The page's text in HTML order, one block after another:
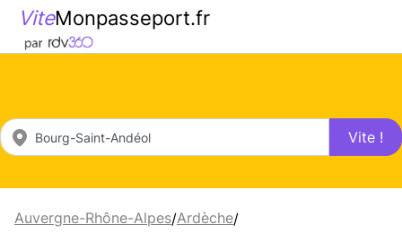
ViteMonpasseport.fr
Vite !
Auvergne-Rhône-Alpes/Ardèche/